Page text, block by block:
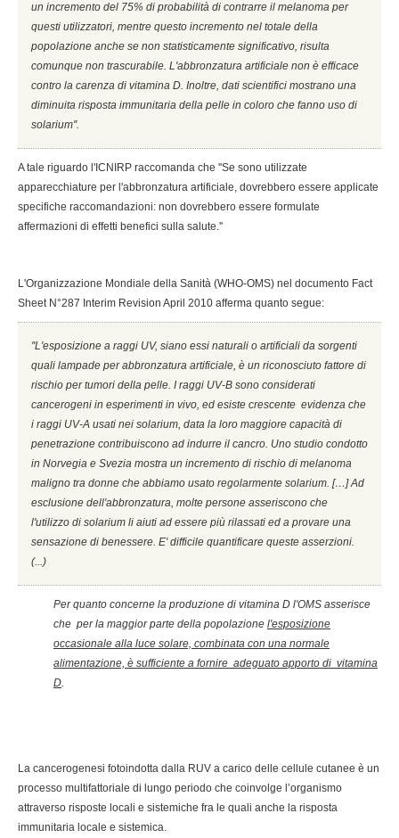
un incremento del 75% di probabilità di contrarre il melanoma per
questi utilizzatori, mentre questo incremento nel totale della
popolazione anche se non statisticamente significativo, risulta
comunque non trascurabile. L'abbronzatura artificiale non è efficace
contro la carenza di vitamina D. Inoltre, dati scientifici mostrano una
diminuita risposta immunitaria della pelle in coloro che fanno uso di
solarium''.
A tale riguardo l'ICNIRP raccomanda che ''Se sono utilizzate
apparecchiature per l'abbronzatura artificiale, dovrebbero essere applicate
specifiche raccomandazioni: non dovrebbero essere formulate
affermazioni di effetti benefici sulla salute.''
L'Organizzazione Mondiale della Sanità (WHO-OMS) nel documento Fact
Sheet N°287 Interim Revision April 2010 afferma quanto segue:
''L'esposizione a raggi UV, siano essi naturali o artificiali da sorgenti
quali lampade per abbronzatura artificiale, è un riconosciuto fattore di
rischio per tumori della pelle. I raggi UV-B sono considerati
cancerogeni in esperimenti in vivo, ed esiste crescente evidenza che
i raggi UV-A usati nei solarium, data la loro maggiore capacità di
penetrazione contribuiscono ad indurre il cancro. Uno studio condotto
in Norvegia e Svezia mostra un incremento di rischio di melanoma
maligno tra donne che abbiamo usato regolarmente solarium. […] Ad
esclusione dell'abbronzatura, molte persone asseriscono che
l'utilizzo di solarium li aiuti ad essere più rilassati ed a provare una
sensazione di benessere. E' difficile quantificare queste asserzioni.
(...)
Per quanto concerne la produzione di vitamina D l'OMS asserisce
che per la maggior parte della popolazione l'esposizione
occasionale alla luce solare, combinata con una normale
alimentazione, è sufficiente a fornire adeguato apporto di vitamina
D.
La cancerogenesi fotoindotta dalla RUV a carico delle cellule cutanee è un
processo multifattoriale di lungo periodo che coinvolge l’organismo
attraverso risposte locali e sistemiche fra le quali anche la risposta
immunitaria locale e sistemica.